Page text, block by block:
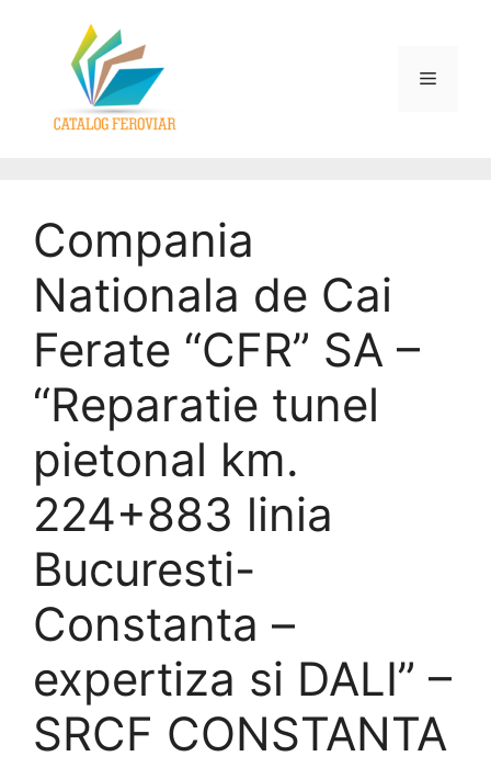
Compania
Nationala de Cai
Ferate “CFR” SA –
“Reparatie tunel
pietonal km.
224+883 linia
Bucuresti-
Constanta –
expertiza si DALI” –
SRCF CONSTANTA